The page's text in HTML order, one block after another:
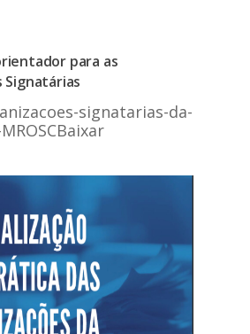
para as
Signatárias
signatarias-da-